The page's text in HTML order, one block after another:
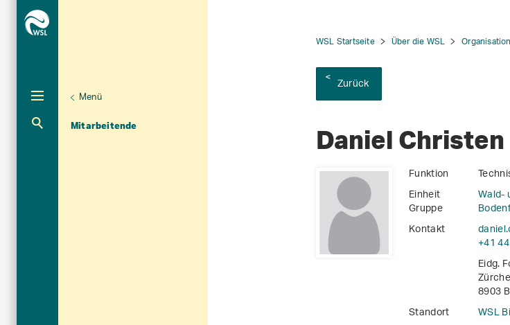
Unternavigation
Menü
Mitarbeitende
Aktuelle Navigation
WSL Startseite Über die WSL Organisation
Zurück
Daniel Christen
Funktion
Einheit
Wald-
Gruppe
Kontakt
+41
Eidg.
8903
Standort
WSL